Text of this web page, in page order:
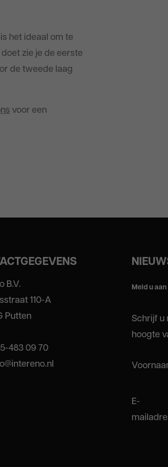
het ideaal om te
zie je de eerste
de tweede laag
voor een
B.V.
110-A
Putten
483 09 70
Meld u
Schrijf u
hoogte
E-